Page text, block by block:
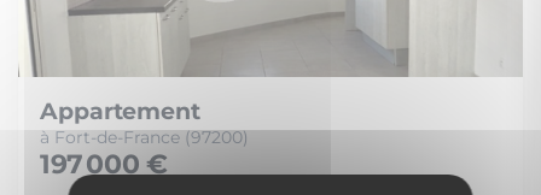
Appartement
à Fort-de-France (97200)
197 000 €